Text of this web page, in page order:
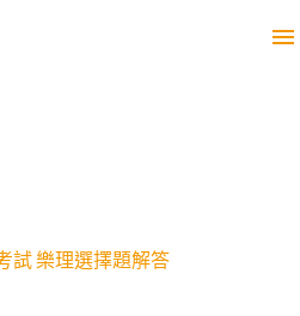
試 樂理選擇題解答